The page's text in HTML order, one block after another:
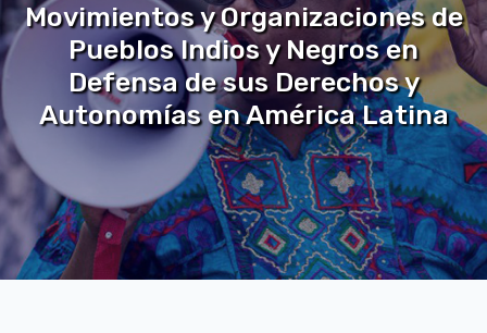
Movimientos y Organizaciones de
Pueblos Indios y Negros en
Defensa de sus Derechos y
Autonomías en América Latina